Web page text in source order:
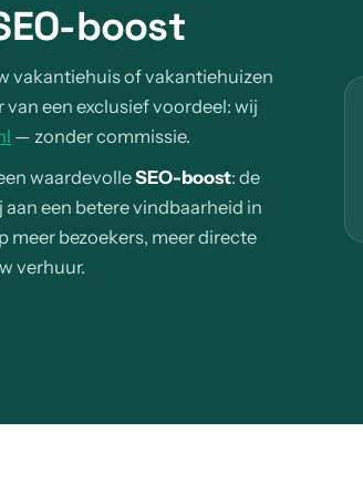
boost
vakantiehuis of vakantiehuizen
een exclusief voordeel: wij
— zonder commissie.
waardevolleSEO-boost: de
een betere vindbaarheid in
meer bezoekers, meer directe
verhuur.